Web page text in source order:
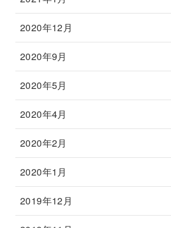
2020年12月
2020年9月
2020年5月
2020年4月
2020年2月
2020年1月
2019年12月